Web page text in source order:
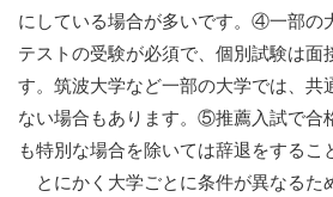
にしている場合が多いです。 ④一部の
テストの受験が必須で、個別試験は面
す。筑波大学など一部の大学では、共
ない場合もあります。 ⑤推薦入試で合
も特別な場合を除いては辞退をするこ
とにかく大学ごとに条件が異なるた